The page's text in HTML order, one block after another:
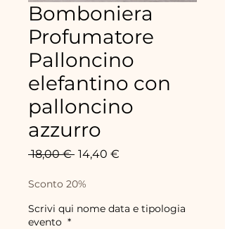
Bomboniera
Profumatore
Palloncino
elefantino con
palloncino
azzurro
18,00 € Standardpreis
14,40 €
Sconto 20%
Scrivi qui nome data e tipologia
evento *